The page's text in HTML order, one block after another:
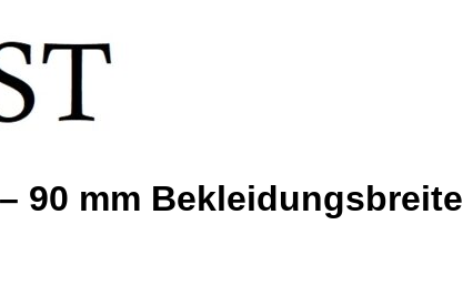
90 mm Bekleidungsbreite